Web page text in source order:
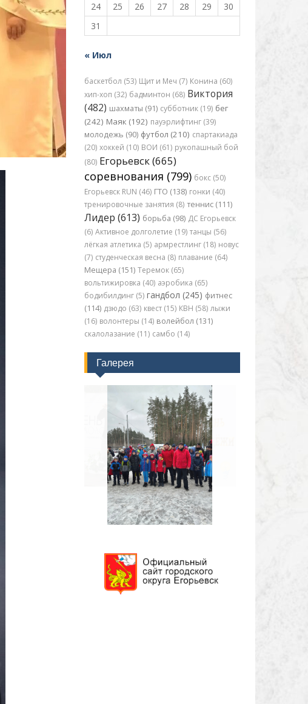
24
25 26 27 28 29
30
31
« Июл
баскетбол (53) Щит и Меч (7) Конина (60)
хип-хоп (32) бадминтон (68) Виктория
(482) шахматы (91) субботник (19) бег
(242) Маяк (192) пауэрлифтинг (39)
молодежь (90) футбол (210) спартакиада
(20) хоккей (10) ВОИ (61) рукопашный бой
(80) Егорьевск (665)
соревнования (799) бокс (50)
Егорьевск RUN (46) ГТО (138) гонки (40)
тренировочные занятия (8) теннис (111)
Лидер (613) борьба (98) ДС Егорьевск
(6) Активное долголетие (19) танцы (56)
лёгкая атлетика (5) армрестлинг (18) новус
(7) студенческая весна (8) плавание (64)
Мещера (151) Теремок (65)
вольтижировка (40) аэробика (65)
бодибилдинг (5) гандбол (245) фитнес
(114) дзюдо (63) квест (15) КВН (58) лыжи
(16) волонтеры (14) волейбол (131)
скалолазание (11) самбо (14)
Галерея